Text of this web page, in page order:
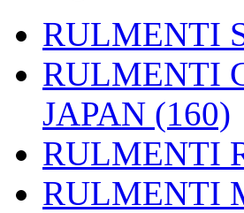
RULMENTI
RULMENTI
JAPAN (160)
RULMENTI
RULMENTI